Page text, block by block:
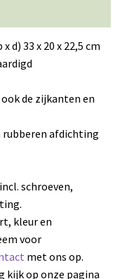
d) 33 x 20 x 22,5 cm
de zijkanten en
rubberen afdichting
schroeven,
kleur en
voor
met ons op.
kijk op onze pagina